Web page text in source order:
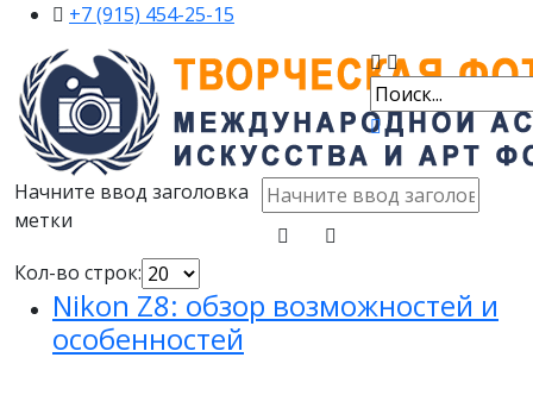
+7 (915) 454-25-15
Начните ввод заголовка
метки
Кол-во строк:
Nikon Z8: обзор возможностей и
особенностей